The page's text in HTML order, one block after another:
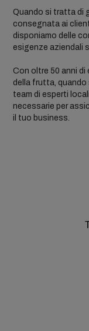
Quando si tratta di
consegnata ai
disponiamo delle
esigenze aziendali
Con oltre 50 anni di
della frutta, quando
team di esperti
necessarie per
il tuo business.